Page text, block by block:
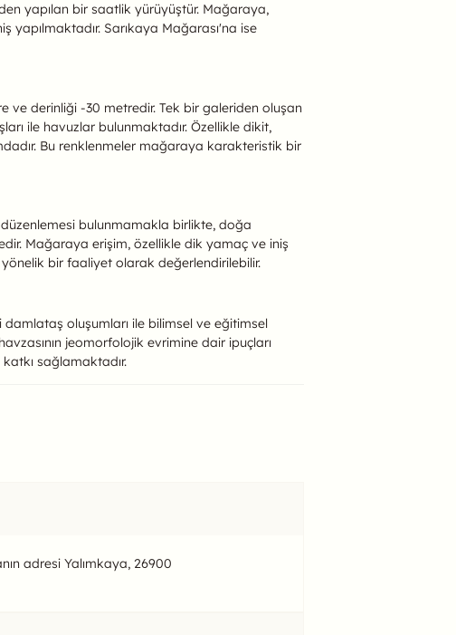
yapılan bir saatlik yürüyüştür. Mağaraya,
Sarıkaya Mağarası'na ise
ve derinliği -30 metredir. Tek bir galeriden oluşan
ile havuzlar bulunmaktadır. Özellikle dikit,
Bu renklenmeler mağaraya karakteristik bir
bulunmamakla birlikte, doğa
Mağaraya erişim, özellikle dik yamaç ve iniş
bir faaliyet olarak değerlendirilebilir.
damlataş oluşumları ile bilimsel ve eğitimsel
jeomorfolojik evrimine dair ipuçları
katkı sağlamaktadır.
adresi Yalımkaya, 26900